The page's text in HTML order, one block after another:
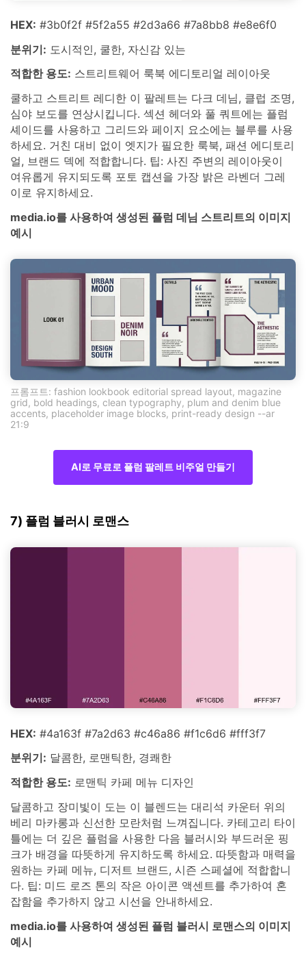
HEX: #3b0f2f #5f2a55 #2d3a66 #7a8bb8 #e8e6f0
분위기: 도시적인, 쿨한, 자신감 있는
적합한 용도: 스트리트웨어 룩북 에디토리얼 레이아웃
쿨하고 스트리트 레디한 이 팔레트는 다크 데님, 클럽 조명,
심야 보도를 연상시킵니다. 섹션 헤더와 풀 쿼트에는 플럼
셰이드를 사용하고 그리드와 페이지 요소에는 블루를 사용
하세요. 거친 대비 없이 엣지가 필요한 룩북, 패션 에디토리
얼, 브랜드 덱에 적합합니다. 팁: 사진 주변의 레이아웃이
여유롭게 유지되도록 포토 캡션을 가장 밝은 라벤더 그레
이로 유지하세요.
media.io를 사용하여 생성된 플럼 데님 스트리트의 이미지
예시
프롬프트: fashion lookbook editorial spread layout, magazine
grid, bold headings, clean typography, plum and denim blue
accents, placeholder image blocks, print-ready design --ar
21:9
AI로 무료로 플럼 팔레트 비주얼 만들기
7) 플럼 블러시 로맨스
HEX: #4a163f #7a2d63 #c46a86 #f1c6d6 #fff3f7
분위기: 달콤한, 로맨틱한, 경쾌한
적합한 용도: 로맨틱 카페 메뉴 디자인
달콤하고 장미빛이 도는 이 블렌드는 대리석 카운터 위의
베리 마카롱과 신선한 모란처럼 느껴집니다. 카테고리 타이
틀에는 더 깊은 플럼을 사용한 다음 블러시와 부드러운 핑
크가 배경을 따뜻하게 유지하도록 하세요. 따뜻함과 매력을
원하는 카페 메뉴, 디저트 브랜드, 시즌 스페셜에 적합합니
다. 팁: 미드 로즈 톤의 작은 아이콘 액센트를 추가하여 혼
잡함을 추가하지 않고 시선을 안내하세요.
media.io를 사용하여 생성된 플럼 블러시 로맨스의 이미지
예시